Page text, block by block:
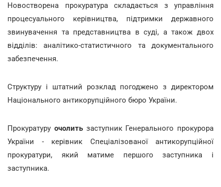
Новостворена прокуратура складається з управління
процесуального керівництва, підтримки державного
звинувачення та представництва в суді, а також двох
відділів: аналітико-статистичного та документального
забезпечення.
Структуру і штатний розклад погоджено з директором
Національного антикорупційного бюро України.
Прокуратуру очолить заступник Генерального прокурора
України - керівник Спеціалізованої антикорупційної
прокуратури, який матиме першого заступника і
заступника.